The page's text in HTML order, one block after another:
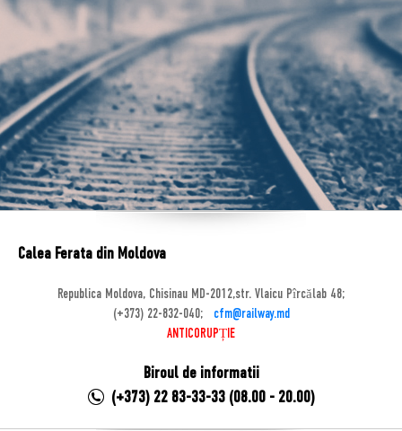
Calea Ferata din Moldova
Republica Moldova, Chisinau MD-2012,str. Vlaicu Pîrcălab 48;
(+373) 22-832-040;
cfm@railway.md
ANTICORUPȚIE
Biroul de informatii
(+373) 22 83-33-33 (08.00 - 20.00)